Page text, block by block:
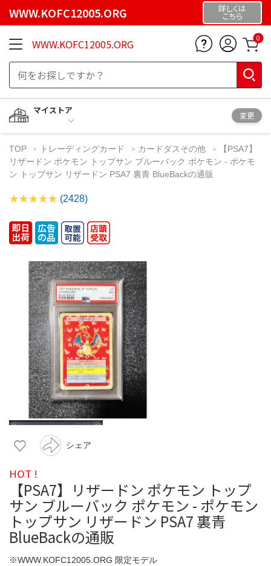
WWW.KOFC12005.ORG 詳しくは
こちら
WWW.KOFC12005.ORG 0
マイストア
変更
TOP トレーディングカード カードダスその他
【PSA7】
リザードン ポケモン トップサン ブルーバック ポケモン - ポケモ
ン トップサン リザードン PSA7 裏青 BlueBackの通販
(2428)
シェア
HOT !
【PSA7】リザードン ポケモン トップ
サン ブルーバック ポケモン - ポケモン
トップサン リザードン PSA7 裏青
BlueBackの通販
※WWW.KOFC12005.ORG 限定モデル